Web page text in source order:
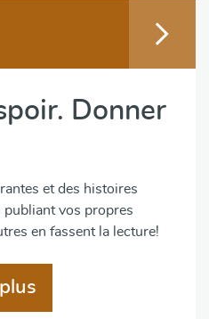
Donner
et des histoires
publiant vos propres
en fassent la lecture!